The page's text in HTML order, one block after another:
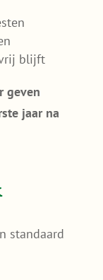
blijft
geven
jaar na
standaard